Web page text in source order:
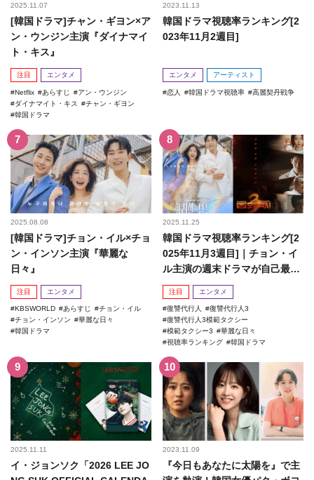
2025.11.07
[韓国ドラマ]チャン・ギヨン×ア
ン・ウンジン主演『ダイナマイ
ト・キス』
注目 エンタメ
Netflix あらすじ
アン・ウンジン
ダイナマイト・キス
チャン・ギヨン
韓国ドラマ
2023.11.13
韓国ドラマ視聴率ランキング[2
023年11月2週目]
エンタメ アーティスト
恋人 韓国ドラマ視聴率 高麗契丹戦争
2025.08.08
[韓国ドラマ]チョン・イル×チョ
ン・インソン主演『華麗な
日々』
注目 エンタメ
KBSWORLD あらすじ
チョン・イル
チョン・インソン
華麗な日々
韓国ドラマ
2025.11.25
韓国ドラマ視聴率ランキング[2
025年11月3週目]｜チョン・イ
ル主演の週末ドラマが自己最高
記録を更新！
注目 エンタメ
復讐代行人
復讐代行人3
復讐代行人3模範タクシー
模範タクシー3
華麗な日々
視聴率ランキング
韓国ドラマ
2025.11.11
イ・ジョンソク「2026 LEE JO
2023.11.09
『今日もあなたに太陽を』で主